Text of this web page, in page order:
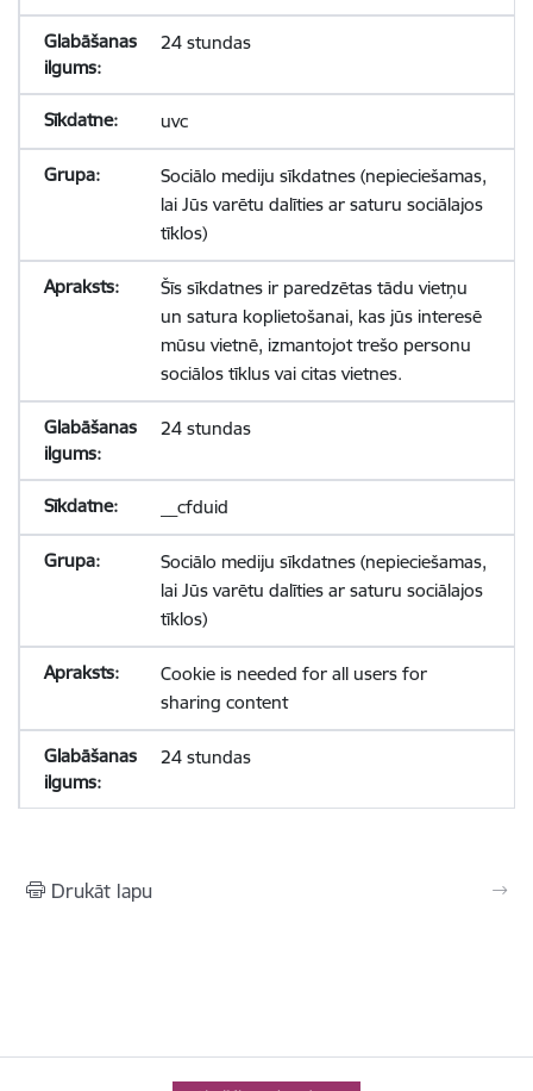
24 stundas
uvc
Sociālo mediju sīkdatnes (nepieciešamas,
lai Jūs varētu dalīties ar saturu sociālajos
tīklos)
Šīs sīkdatnes ir paredzētas tādu vietņu
un satura koplietošanai, kas jūs interesē
mūsu vietnē, izmantojot trešo personu
sociālos tīklus vai citas vietnes.
24 stundas
__cfduid
Sociālo mediju sīkdatnes (nepieciešamas,
lai Jūs varētu dalīties ar saturu sociālajos
tīklos)
Cookie is needed for all users for
sharing content
24 stundas
Drukāt lapu